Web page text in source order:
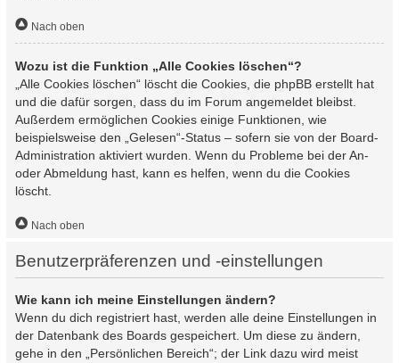
Nach oben
Wozu ist die Funktion „Alle Cookies löschen“?
„Alle Cookies löschen“ löscht die Cookies, die phpBB erstellt hat
und die dafür sorgen, dass du im Forum angemeldet bleibst.
Außerdem ermöglichen Cookies einige Funktionen, wie
beispielsweise den „Gelesen“-Status – sofern sie von der Board-
Administration aktiviert wurden. Wenn du Probleme bei der An-
oder Abmeldung hast, kann es helfen, wenn du die Cookies
löscht.
Nach oben
Benutzerpräferenzen und -einstellungen
Wie kann ich meine Einstellungen ändern?
Wenn du dich registriert hast, werden alle deine Einstellungen in
der Datenbank des Boards gespeichert. Um diese zu ändern,
gehe in den „Persönlichen Bereich“; der Link dazu wird meist